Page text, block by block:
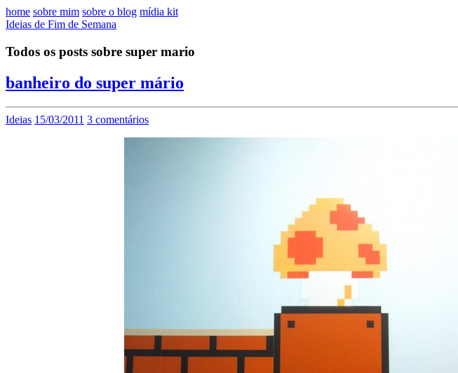
home sobre mim sobre o blog mídia kit
Ideias de Fim de Semana
Todos os posts sobre super mario
banheiro do super mário
Ideias 15/03/2011 3 comentários